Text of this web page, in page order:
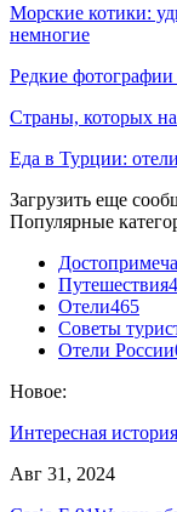
Морские котики:
немногие
Редкие
Страны, которых
Еда в Турции:
Загрузить еще
Популярные
Путешествия
Отели465
Советы
Отели России
Новое:
Интересная
Авг 31, 2024